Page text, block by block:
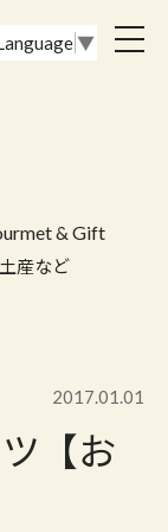
▼
& Gift
産など
2017.01.01
【お